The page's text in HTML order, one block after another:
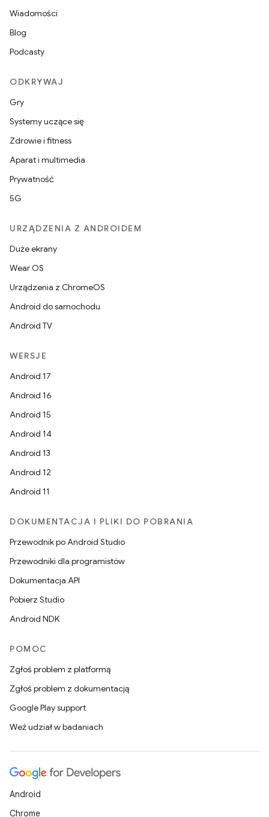
Wiadomości
Blog
Podcasty
ODKRYWAJ
Gry
Systemy uczące się
Zdrowie i fitness
Aparat i multimedia
Prywatność
5G
URZĄDZENIA Z ANDROIDEM
Duże ekrany
Wear OS
Urządzenia z ChromeOS
Android do samochodu
Android TV
WERSJE
Android 17
Android 16
Android 15
Android 14
Android 13
Android 12
Android 11
DOKUMENTACJA I PLIKI DO POBRANIA
Przewodnik po Android Studio
Przewodniki dla programistów
Dokumentacja API
Pobierz Studio
Android NDK
POMOC
Zgłoś problem z platformą
Zgłoś problem z dokumentacją
Google Play support
Weź udział w badaniach
Android
Chrome